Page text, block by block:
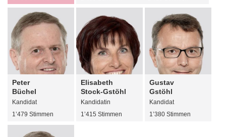
Peter
Büchel
Kandidat
1’479 Stimmen
Elisabeth
Stock-Gstöhl
Kandidatin
1’415 Stimmen
Gustav
Gstöhl
Kandidat
1’380 Stimmen